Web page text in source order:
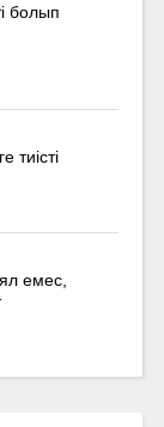
болып
тиісті
емес,